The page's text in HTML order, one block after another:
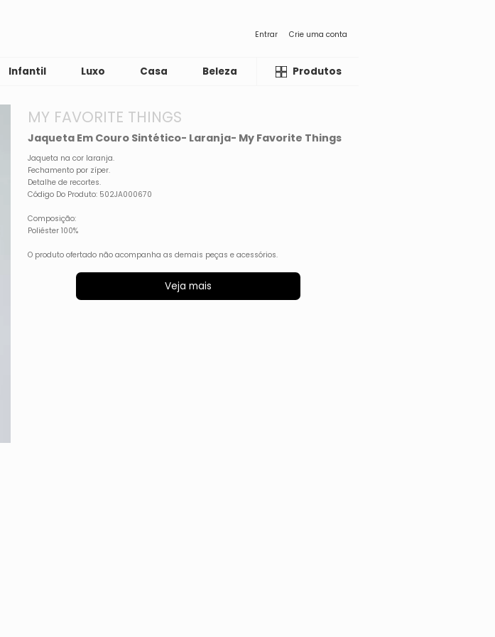
Entrar Crie uma conta
Infantil Luxo Casa Beleza LiquidaProdutos
MY FAVORITE THINGS
Jaqueta Em Couro Sintético- Laranja- My Favorite Things
Jaqueta na cor laranja.
Fechamento por zíper.
Detalhe de recortes.
Código Do Produto: 502JA000670
Composição:
Poliéster 100%
O produto ofertado não acompanha as demais peças e acessórios.
Veja mais